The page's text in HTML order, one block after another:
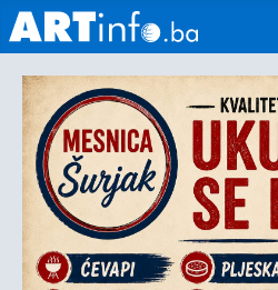
Početna
Vijesti
Sport
Kultura